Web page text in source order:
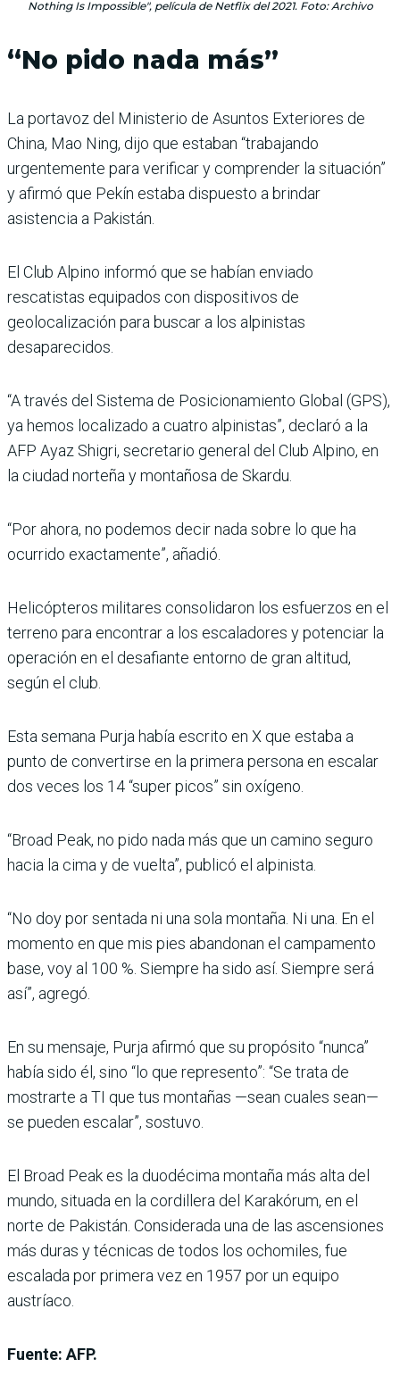
Nothing Is Impossible", película de Netflix del 2021. Foto: Archivo
“No pido nada más”
La portavoz del Ministerio de Asuntos Exteriores de
China, Mao Ning, dijo que estaban “trabajando
urgentemente para verificar y comprender la situación”
y afirmó que Pekín estaba dispuesto a brindar
asistencia a Pakistán.
El Club Alpino informó que se habían enviado
rescatistas equipados con dispositivos de
geolocalización para buscar a los alpinistas
desaparecidos.
“A través del Sistema de Posicionamiento Global (GPS),
ya hemos localizado a cuatro alpinistas”, declaró a la
AFP Ayaz Shigri, secretario general del Club Alpino, en
la ciudad norteña y montañosa de Skardu.
“Por ahora, no podemos decir nada sobre lo que ha
ocurrido exactamente”, añadió.
Helicópteros militares consolidaron los esfuerzos en el
terreno para encontrar a los escaladores y potenciar la
operación en el desafiante entorno de gran altitud,
según el club.
Esta semana Purja había escrito en X que estaba a
punto de convertirse en la primera persona en escalar
dos veces los 14 “super picos” sin oxígeno.
“Broad Peak, no pido nada más que un camino seguro
hacia la cima y de vuelta”, publicó el alpinista.
“No doy por sentada ni una sola montaña. Ni una. En el
momento en que mis pies abandonan el campamento
base, voy al 100 %. Siempre ha sido así. Siempre será
así”, agregó.
En su mensaje, Purja afirmó que su propósito “nunca”
había sido él, sino “lo que represento”: “Se trata de
mostrarte a TI que tus montañas —sean cuales sean—
se pueden escalar”, sostuvo.
El Broad Peak es la duodécima montaña más alta del
mundo, situada en la cordillera del Karakórum, en el
norte de Pakistán. Considerada una de las ascensiones
más duras y técnicas de todos los ochomiles, fue
escalada por primera vez en 1957 por un equipo
austríaco.
Fuente: AFP.